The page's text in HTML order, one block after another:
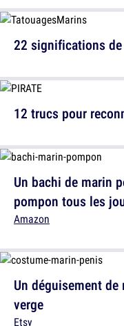
22 significations
Un bachi de marin
pompon tous les
Amazon
12 trucs pour
Un déguisement
verge
Etsy